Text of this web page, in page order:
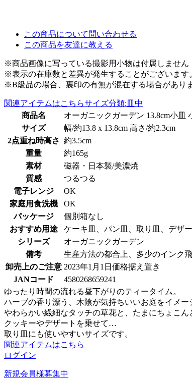
この商品について問い合わせる
この商品を友達に教える
※商品画像に写っている撮影用小物は付属しません
※表示の在庫数と差異が発生することがございます
※B級品の場合、裏印の有無が混在する場合がありま
関連アイテムはこちらサイズ分類:皿中
商品名
オーガニックガーデン 13.8cm小皿
サイズ
幅/約13.8 x 13.8cm 高さ/約2.3cm
2点重ね時高さ 約3.5cm
重量
約165g
素材
磁器・日本製/美濃焼
質感
つるつる
電子レンジ
OK
家庭用食洗機
OK
パッケージ
個別箱なし
おすすめ用途
ケーキ皿、パン皿、取り皿、デザ
シリーズ
オーガニックガーデン
備考
生産方法の都合上、多少のインク
卸売上のご注意 2023年1月1日価格据え置き
JANコード
4580268659241
ゆったり時間の流れる昼下がりのティータイム。
ハーブの香り漂う、木陰が気持ちいいお庭をイメー
やわらかい繊細なタッチの草花と、たまにちょこ
クッキーやデザートを乗せて…
取り皿にも使いやすいサイズです。
関連アイテムはこちら
ログイン
新規会員様募集中